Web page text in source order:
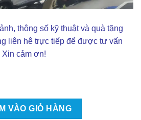
thông số kỹ thuật và quà tặng
liên hê trực tiếp để được tư vấn
cảm ơn!
360 Trên Màn Hình Zin - Giá 9tr
VÀO GIỎ HÀNG